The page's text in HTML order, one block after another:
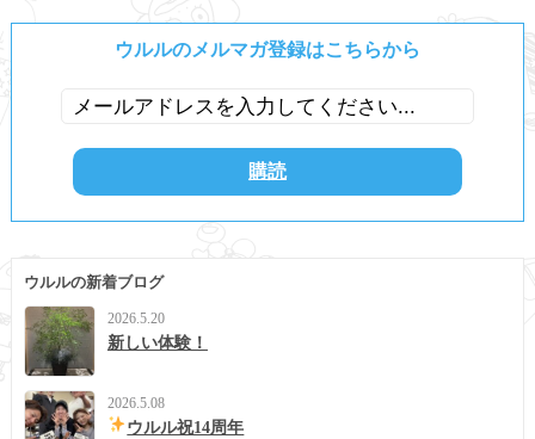
ウルルのメルマガ登録はこちらから
ウルルの新着ブログ
2026.5.20
新しい体験！
2026.5.08
ウルル祝14周年